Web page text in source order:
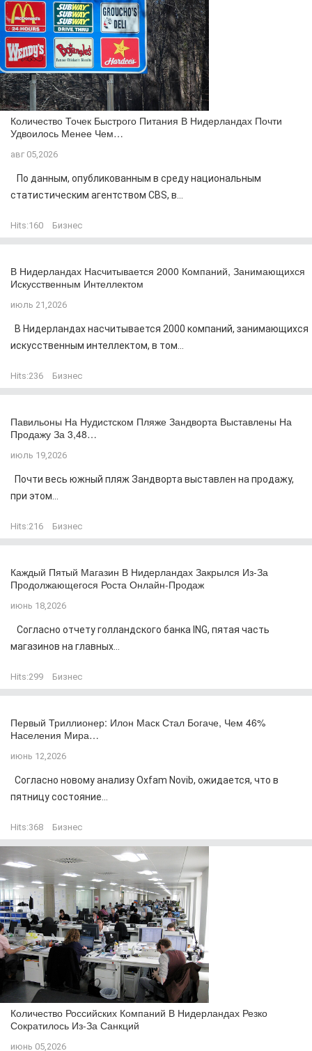
Количество Точек Быстрого Питания В Нидерландах Почти
Удвоилось Менее Чем…
авг 05,2026
По данным, опубликованным в среду национальным
статистическим агентством CBS, в...
Hits:160 Бизнес
В Нидерландах Насчитывается 2000 Компаний, Занимающихся
Искусственным Интеллектом
июль 21,2026
В Нидерландах насчитывается 2000 компаний, занимающихся
искусственным интеллектом, в том...
Hits:236 Бизнес
Павильоны На Нудистском Пляже Зандворта Выставлены На
Продажу За 3,48…
июль 19,2026
Почти весь южный пляж Зандворта выставлен на продажу,
при этом...
Hits:216 Бизнес
Каждый Пятый Магазин В Нидерландах Закрылся Из-За
Продолжающегося Роста Онлайн-Продаж
июнь 18,2026
Согласно отчету голландского банка ING, пятая часть
магазинов на главных...
Hits:299 Бизнес
Первый Триллионер: Илон Маск Стал Богаче, Чем 46%
Населения Мира…
июнь 12,2026
Согласно новому анализу Oxfam Novib, ожидается, что в
пятницу состояние...
Hits:368 Бизнес
Количество Российских Компаний В Нидерландах Резко
Сократилось Из-За Санкций
июнь 05,2026